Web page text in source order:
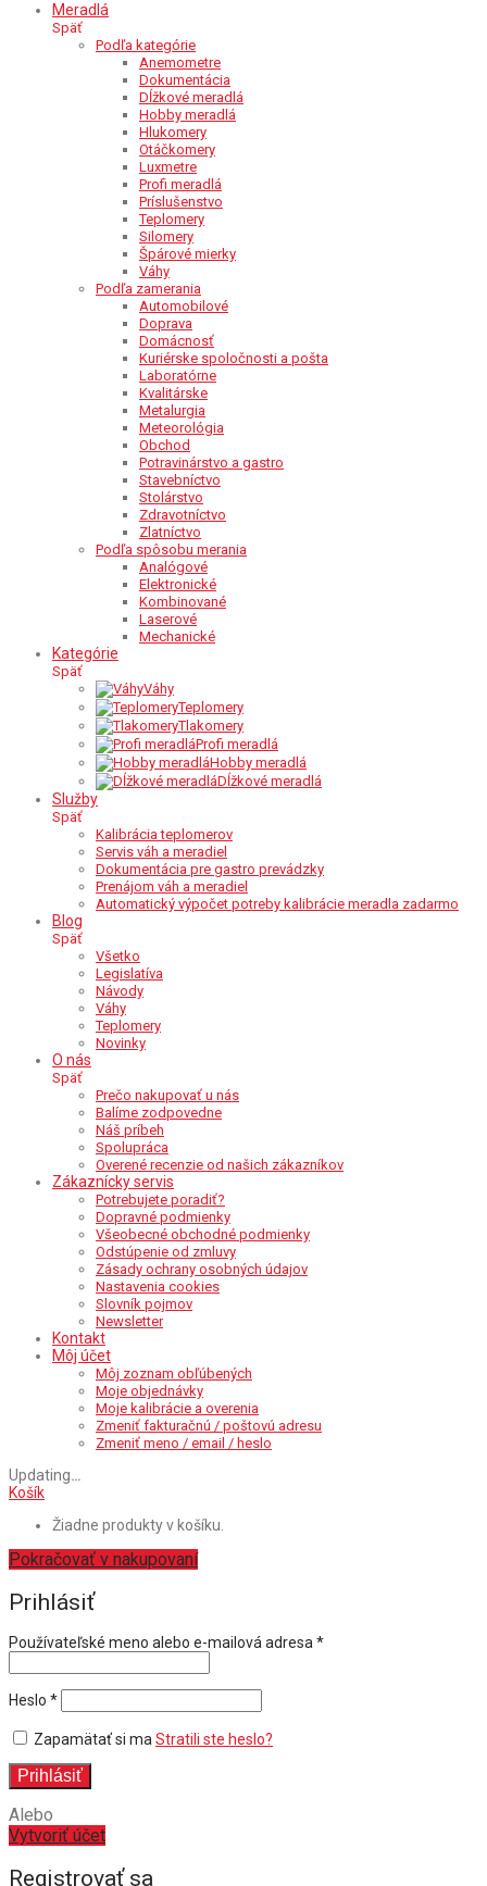
Meradlá
Späť
Podľa kategórie
Anemometre
Dokumentácia
Dĺžkové meradlá
Hobby meradlá
Hlukomery
Otáčkomery
Luxmetre
Profi meradlá
Príslušenstvo
Teplomery
Silomery
Špárové mierky
Váhy
Podľa zamerania
Automobilové
Doprava
Domácnosť
Kuriérske spoločnosti a pošta
Laboratórne
Kvalitárske
Metalurgia
Meteorológia
Obchod
Potravinárstvo a gastro
Stavebníctvo
Stolárstvo
Zdravotníctvo
Zlatníctvo
Podľa spôsobu merania
Analógové
Elektronické
Kombinované
Laserové
Mechanické
Kategórie
Späť
Váhy
Teplomery
Tlakomery
Profi meradlá
Hobby meradlá
Dĺžkové meradlá
Služby
Späť
Kalibrácia teplomerov
Servis váh a meradiel
Dokumentácia pre gastro prevádzky
Prenájom váh a meradiel
Automatický výpočet potreby kalibrácie meradla zadarmo
Blog
Späť
Všetko
Legislatíva
Návody
Váhy
Teplomery
Novinky
O nás
Späť
Prečo nakupovať u nás
Balíme zodpovedne
Náš príbeh
Spolupráca
Overené recenzie od našich zákazníkov
Zákaznícky servis
Potrebujete poradiť?
Dopravné podmienky
Všeobecné obchodné podmienky
Odstúpenie od zmluvy
Zásady ochrany osobných údajov
Nastavenia cookies
Slovník pojmov
Newsletter
Kontakt
Môj účet
Môj zoznam obľúbených
Moje objednávky
Moje kalibrácie a overenia
Zmeniť fakturačnú / poštovú adresu
Zmeniť meno / email / heslo
Updating…
Košík
Žiadne produkty v košíku.
Pokračovať v nakupovaní
Prihlásiť
Používateľské meno alebo e-mailová adresa *Povinné
Heslo *Povinné
Zapamätať si ma Stratili ste heslo?
Prihlásiť
Alebo
Vytvoriť účet
Registrovať sa